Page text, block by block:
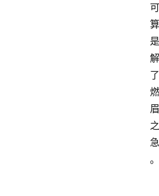
可
算
是
解
了
燃
眉
之
急
。